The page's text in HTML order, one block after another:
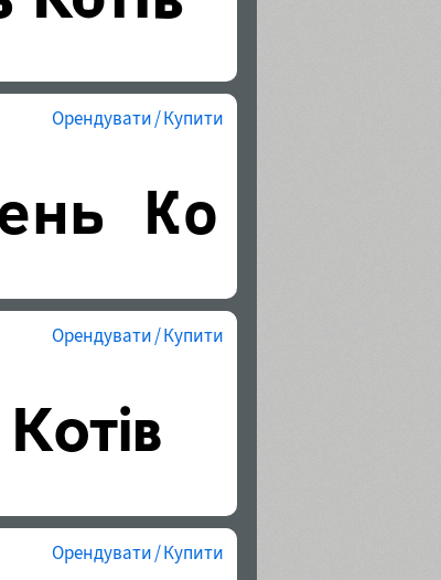
Орендувати / Купити
Орендувати / Купити
Орендувати / Купити